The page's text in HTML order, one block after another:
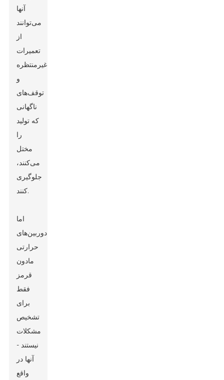
آنها
می‌توانند
از
تعمیرات
غیرمنتظره
و
توقف‌های
ناگهانی
که تولید
را
مختل
می‌کنند،
جلوگیری
کنند.
اما
دوربین‌های
حرارتی
مادون
قرمز
فقط
برای
تشخیص
مشکلات
نیستند -
آنها در
واقع